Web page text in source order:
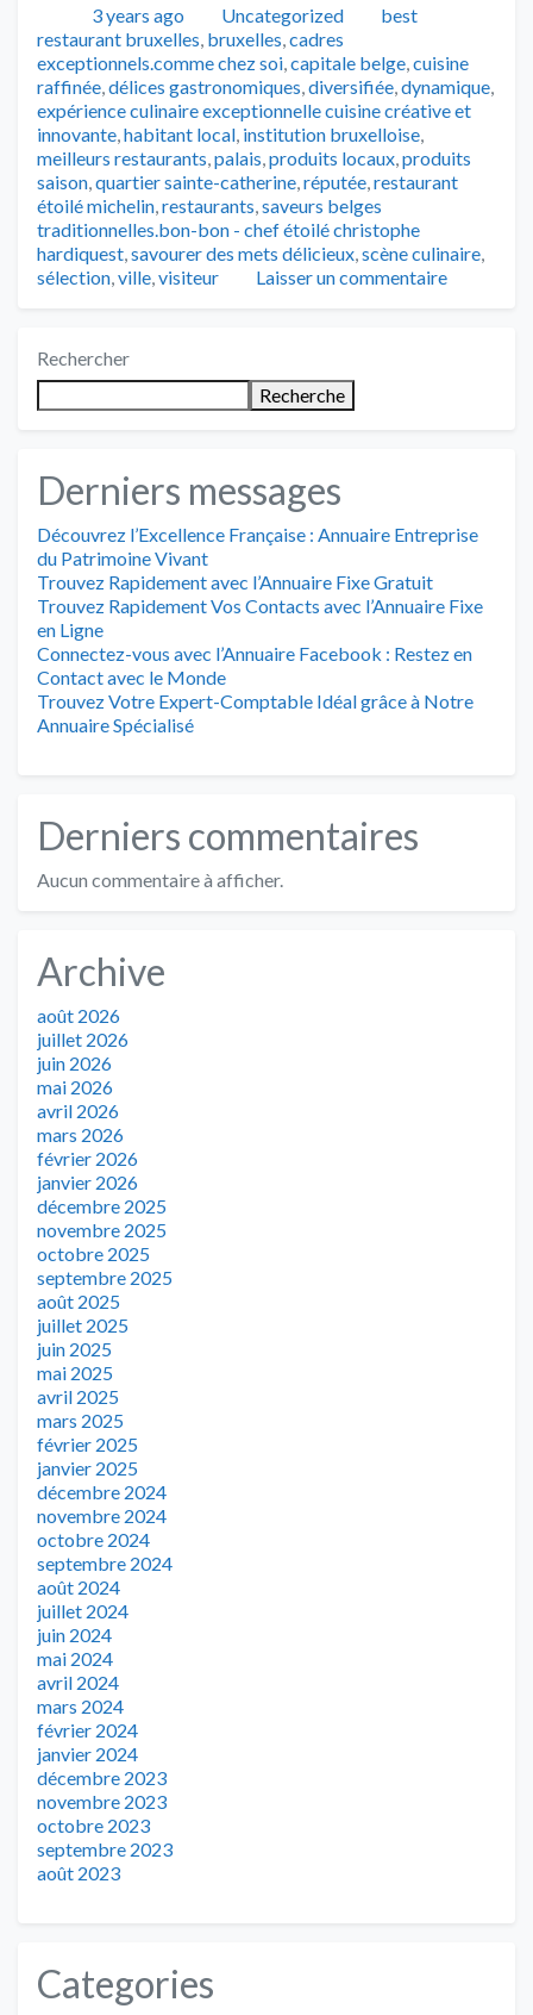
Publié3 years ago Catégories
Uncategorized Tags
best
restaurant bruxelles, bruxelles,cadres
exceptionnels.comme chez soi,capitale belge,cuisine
raffinée,délices gastronomiques,diversifiée,dynamique,
expérience culinaire exceptionnelle cuisine créative et
innovante,habitant local, institution bruxelloise,
meilleurs restaurants,palais,produits locaux,produits
saison,quartier sainte-catherine,réputée,restaurant
étoilé michelin,restaurants,saveurs belges
traditionnelles.bon-bon - chef étoilé christophe
hardiquest,savourer des mets délicieux,scène culinaire,
sélection,ville,visiteur Laisser un commentaire
Rechercher
Recherche
Derniers messages
Découvrez l’Excellence Française : Annuaire Entreprise
du Patrimoine Vivant
Trouvez Rapidement avec l’Annuaire Fixe Gratuit
Trouvez Rapidement Vos Contacts avec l’Annuaire Fixe
en Ligne
Connectez-vous avec l’Annuaire Facebook : Restez en
Contact avec le Monde
Trouvez Votre Expert-Comptable Idéal grâce à Notre
Annuaire Spécialisé
Derniers commentaires
Aucun commentaire à afficher.
Archive
août 2026
juillet 2026
juin 2026
mai 2026
avril 2026
mars 2026
février 2026
janvier 2026
décembre 2025
novembre 2025
octobre 2025
septembre 2025
août 2025
juillet 2025
juin 2025
mai 2025
avril 2025
mars 2025
février 2025
janvier 2025
décembre 2024
novembre 2024
octobre 2024
septembre 2024
août 2024
juillet 2024
juin 2024
mai 2024
avril 2024
mars 2024
février 2024
janvier 2024
décembre 2023
novembre 2023
octobre 2023
septembre 2023
août 2023
Categories